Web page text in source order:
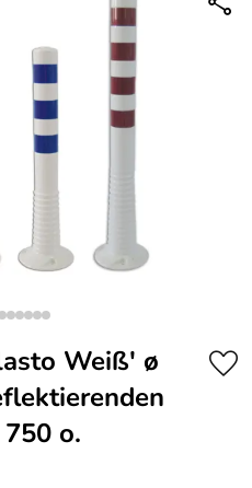
Weiß′ ø
o.